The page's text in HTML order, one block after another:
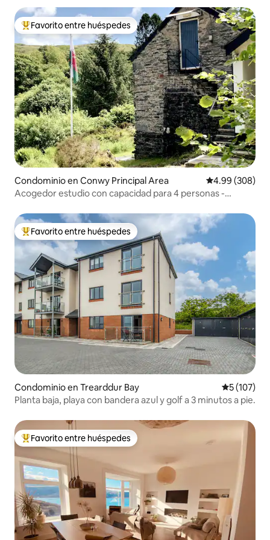
De los mejores en Favorito entre huéspedes
Favorito entre huéspedes
Condominio en Conwy Principal Area Calificación
4.99 (308)
Acogedor estudio con capacidad para 4 personas -
De los mejores en Favorito entre huéspedes
Favorito entre huéspedes
Condominio en Trearddur Bay
5 (107)
Planta baja, playa con bandera azul y golf a 3 minutos a pie.
De los mejores en Favorito entre huéspedes
Favorito entre huéspedes